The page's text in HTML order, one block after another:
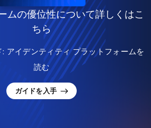
ムの優位性について詳しくはこ
ちら
アイデンティティ プラットフォームを
読む
ガイドを入手